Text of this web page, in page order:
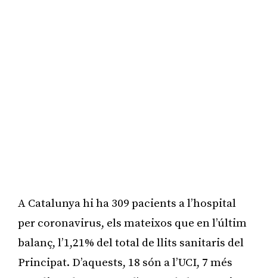
A Catalunya hi ha 309 pacients a l’hospital
per coronavirus, els mateixos que en l’últim
balanç, l’1,21% del total de llits sanitaris del
Principat. D’aquests, 18 són a l’UCI, 7 més